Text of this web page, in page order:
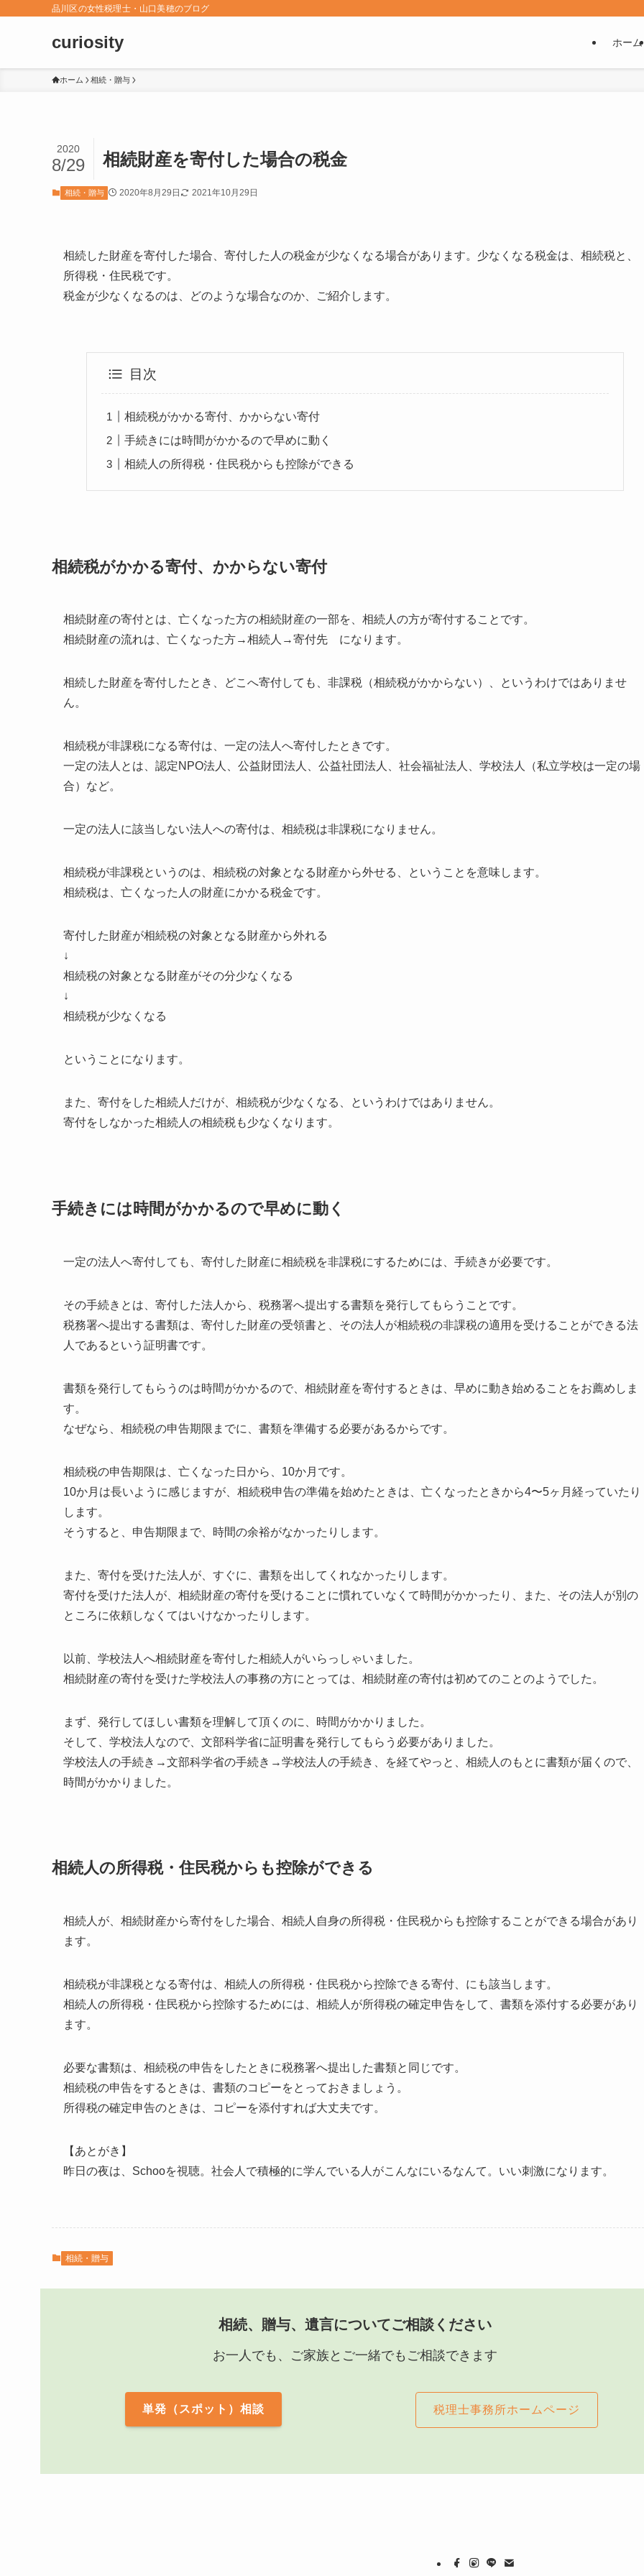
品川区の女性税理士・山口美穂のブログ
curiosity ホーム
ホーム 相続・贈与
相続財産を寄付した場合の税金
2020
8/29
相続・贈与 2020年8月29日 2021年10月29日
相続した財産を寄付した場合、寄付した人の税金が少なくなる場合があります。少なくなる税金は、相続税と、
所得税・住民税です。
税金が少なくなるのは、どのような場合なのか、ご紹介します。
目次
相続税がかかる寄付、かからない寄付
手続きには時間がかかるので早めに動く
相続人の所得税・住民税からも控除ができる
相続税がかかる寄付、かからない寄付
相続財産の寄付とは、亡くなった方の相続財産の一部を、相続人の方が寄付することです。
相続財産の流れは、亡くなった方→相続人→寄付先 になります。
相続した財産を寄付したとき、どこへ寄付しても、非課税（相続税がかからない）、というわけではありませ
ん。
相続税が非課税になる寄付は、一定の法人へ寄付したときです。
一定の法人とは、認定NPO法人、公益財団法人、公益社団法人、社会福祉法人、学校法人（私立学校は一定の場
合）など。
一定の法人に該当しない法人への寄付は、相続税は非課税になりません。
相続税が非課税というのは、相続税の対象となる財産から外せる、ということを意味します。
相続税は、亡くなった人の財産にかかる税金です。
寄付した財産が相続税の対象となる財産から外れる
↓
相続税の対象となる財産がその分少なくなる
↓
相続税が少なくなる
ということになります。
また、寄付をした相続人だけが、相続税が少なくなる、というわけではありません。
寄付をしなかった相続人の相続税も少なくなります。
手続きには時間がかかるので早めに動く
一定の法人へ寄付しても、寄付した財産に相続税を非課税にするためには、手続きが必要です。
その手続きとは、寄付した法人から、税務署へ提出する書類を発行してもらうことです。
税務署へ提出する書類は、寄付した財産の受領書と、その法人が相続税の非課税の適用を受けることができる法
人であるという証明書です。
書類を発行してもらうのは時間がかかるので、相続財産を寄付するときは、早めに動き始めることをお薦めしま
す。
なぜなら、相続税の申告期限までに、書類を準備する必要があるからです。
相続税の申告期限は、亡くなった日から、10か月です。
10か月は長いように感じますが、相続税申告の準備を始めたときは、亡くなったときから4〜5ヶ月経っていたり
します。
そうすると、申告期限まで、時間の余裕がなかったりします。
また、寄付を受けた法人が、すぐに、書類を出してくれなかったりします。
寄付を受けた法人が、相続財産の寄付を受けることに慣れていなくて時間がかかったり、また、その法人が別の
ところに依頼しなくてはいけなかったりします。
以前、学校法人へ相続財産を寄付した相続人がいらっしゃいました。
相続財産の寄付を受けた学校法人の事務の方にとっては、相続財産の寄付は初めてのことのようでした。
まず、発行してほしい書類を理解して頂くのに、時間がかかりました。
そして、学校法人なので、文部科学省に証明書を発行してもらう必要がありました。
学校法人の手続き→文部科学省の手続き→学校法人の手続き、を経てやっと、相続人のもとに書類が届くので、
時間がかかりました。
相続人の所得税・住民税からも控除ができる
相続人が、相続財産から寄付をした場合、相続人自身の所得税・住民税からも控除することができる場合があり
ます。
相続税が非課税となる寄付は、相続人の所得税・住民税から控除できる寄付、にも該当します。
相続人の所得税・住民税から控除するためには、相続人が所得税の確定申告をして、書類を添付する必要があり
ます。
必要な書類は、相続税の申告をしたときに税務署へ提出した書類と同じです。
相続税の申告をするときは、書類のコピーをとっておきましょう。
所得税の確定申告のときは、コピーを添付すれば大丈夫です。
【あとがき】
昨日の夜は、Schooを視聴。社会人で積極的に学んでいる人がこんなにいるなんて。いい刺激になります。
相続・贈与
相続、贈与、遺言についてご相談ください
お一人でも、ご家族とご一緒でもご相談できます
単発（スポット）相談 税理士事務所ホームページ